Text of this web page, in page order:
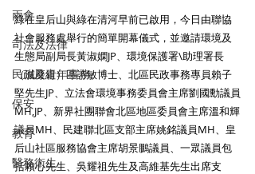
兩會
司法及法律
民政及青年事務
保安
教育
醫務衛生
綠在皇后山與綠在清河早前已啟用，今日由聯協
社會服務處舉行的簡單開幕儀式，並邀請環境及
生態局副局長黃淑嫻JP、環境保護署\助理署長
（減廢組）區詩敏博士、北區民政事務專員賴子
堅先生JP、立法會環境事務委員會主席劉國勳議員
MH,JP、新界社團聯會北區地區委員會主席溫和輝
議員MH、民建聯北區支部主席姚銘議員MH、皇
后山社區服務協會主席胡景鵬議員、一眾議員包
括賴心先生、吳耀祖先生及高維基先生出席支